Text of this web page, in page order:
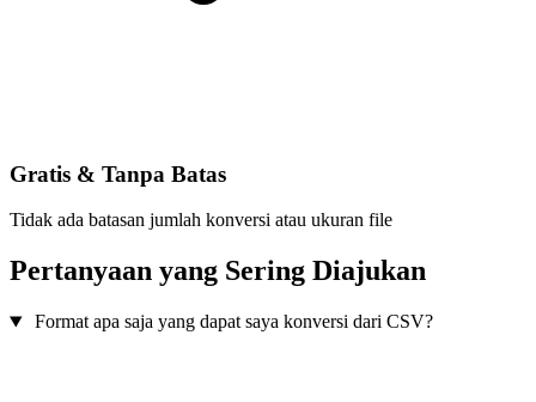
Gratis & Tanpa Batas
Tidak ada batasan jumlah konversi atau ukuran file
Pertanyaan yang Sering Diajukan
Format apa saja yang dapat saya konversi dari CSV?